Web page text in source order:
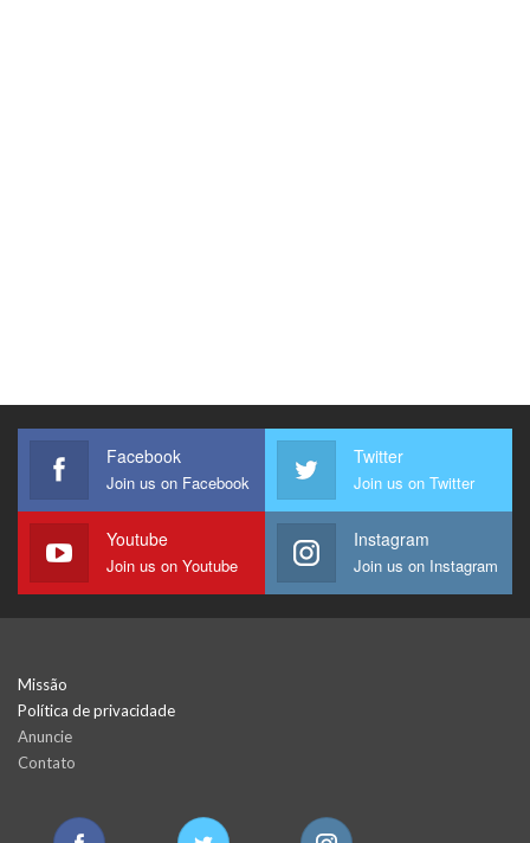
Facebook
Join us on Facebook
Twitter
Join us on Twitter
Youtube
Join us on Youtube
Instagram
Join us on Instagram
Missão
Política de privacidade
Anuncie
Contato